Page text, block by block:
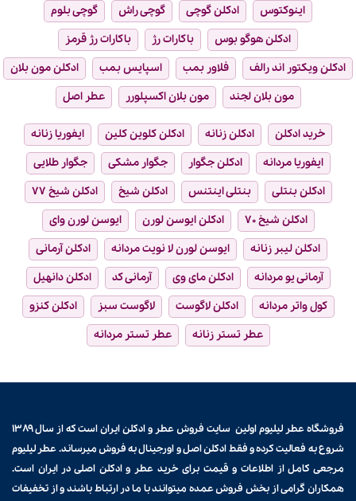
اینوکتوس
ادکلن گوچی گوچی راش
گوچی بلوم
ادکلن هوگو بوس
باکارات رژ
باکارات رژ قرمز
ادکلن ویکتور اند رالف
فلاور بمب اسپایس بمب
ادکلن مون بلان
مون بلان لجند
مون بلان اکسپلورر عطر اصل
خرید ادکلن ادکلن زنانه ادکلن کلوین کلین
ایفوریا زنانه
ایفوریا مردانه
ادکلن جگوار جگوار مشکی
جگوار طلایی
ادکلن بنتلی
بنتلی اینتنس ادکلن شیخ
ادکلن شیخ ۷۷
ادکلن شیخ ۷۰
ادکلن ایوسن لورن
ایوسن لورن وای
ادکلن لیبر زنانه
ایوسن لورن لا نویت مردانه
ادکلن آرمانی
آرمانی یو مردانه
ادکلن مای وی آرمانی کد
ادکلن دانهیل
کول واتر مردانه
ادکلن لاگوست لاگوست سبز
ادکلن کنزو
عطر تستر زنانه
عطر تستر مردانه
فروشگاه عطر لیلیوم اولین سایت فروشعطر و ادکلن
ایران است که از سال ۱۳۸۹
شروع به فعالیت کرده و فقط ادکلن اصل و اورجینال به فروش میرساند. عطر لیلیوم
مرجعی کامل از اطلاعات و قیمت برایخرید عطر و ادکلن اصلی در ایران است.
همکاران گرامی از بخش فروش عمده میتوانند با ما در ارتباط باشند و از تخفیفات